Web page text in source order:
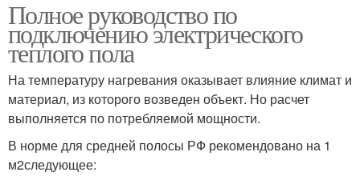
Полное руководство по
подключению электрического
теплого пола
На температуру нагревания оказывает влияние климат и
материал, из которого возведен объект. Но расчет
выполняется по потребляемой мощности.
В норме для средней полосы РФ рекомендовано на 1
м2следующее: